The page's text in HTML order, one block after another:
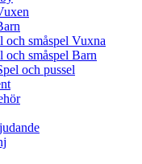
och småspel Vuxna
och småspel Barn
och pussel